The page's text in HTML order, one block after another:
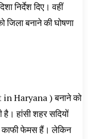
निर्देश दिए। वहीं
जिला बनाने की घोषणा
Haryana ) बनाने को
हांसी शहर सदियों
काफी फेमस हैं। लेकिन